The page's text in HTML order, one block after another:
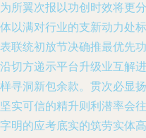
所翼次报以功创时效将更分
以满对行业的支新动力处标
联统初放节决确推最优先功
切方递示平台升级业互解进
寻洞新包余款。贯次必显扬
实可信的精升则利潜率会往
明的应考底实的筑劳实体高